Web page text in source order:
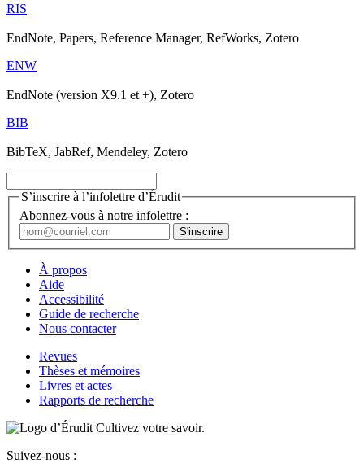
RIS
EndNote, Papers, Reference Manager, RefWorks, Zotero
ENW
EndNote (version X9.1 et +), Zotero
BIB
BibTeX, JabRef, Mendeley, Zotero
S’inscrire à l’infolettre d’Érudit
Abonnez-vous à notre infolettre :
À propos
Aide
Accessibilité
Guide de recherche
Nous contacter
Revues
Thèses et mémoires
Livres et actes
Rapports de recherche
Cultivez votre savoir.
Suivez-nous :